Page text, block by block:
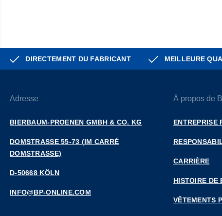
DIRECTEMENT DU FABRICANT MEILLEURE
Adresse
BIERBAUM-PROENEN GMBH & CO. KG
DOMSTRASSE 55-73 (IM CARRÉ D
OMSTRASSE)
D-50668 KÖLN
INFO@BP-ONLINE.COM
À propos de
ENTREPRISE
CARRIÈRE
HISTOIRE DE
VÊTEMENTS